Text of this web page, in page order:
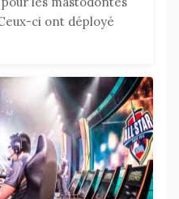
ci ont déployé